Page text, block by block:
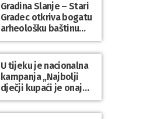
Gradina Slanje – Stari
Gradec otkriva bogatu
arheološku baštinu
Varaždinske županije
U tijeku je nacionalna
kampanja „Najbolji
dječji kupaći je onaj
koji se nosi“